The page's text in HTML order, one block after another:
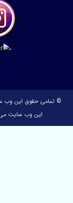
حقوق این وب سایت
این وب سایت می باشد.